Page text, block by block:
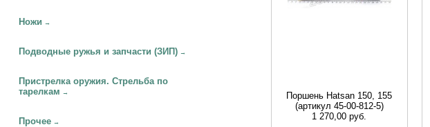
Ножи →
Подводные ружья и запчасти (ЗИП) →
Пристрелка оружия. Стрельба по
тарелкам →
Прочее →
Поршень Hatsan 150, 155
(артикул 45-00-812-5)
1 270,00 руб.